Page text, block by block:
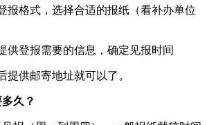
报格式，选择合适的报纸（看补办单位
供登报需要的信息，确定见报时间
提供邮寄地址就可以了。
久？